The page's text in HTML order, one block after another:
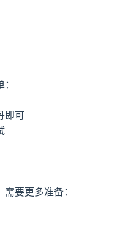
即可
要更多准备：